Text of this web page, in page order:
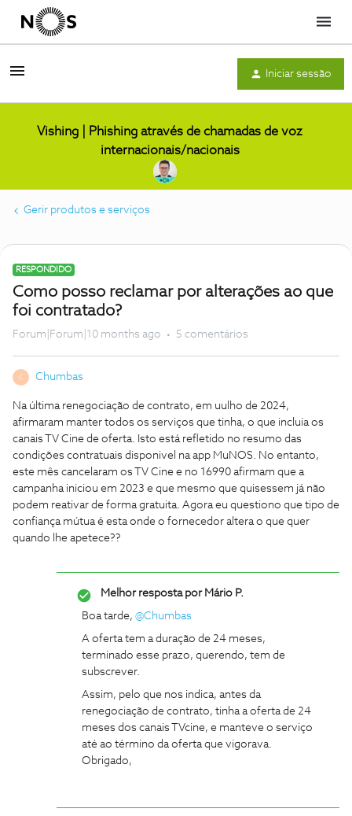
Menu
Iniciar sessão
Vishing | Phishing através de chamadas de voz
internacionais/nacionais
Gerir produtos e serviços
RESPONDIDO
Como posso reclamar por alterações ao que
foi contratado?
Forum|Forum|10 months ago 5 comentários
C Chumbas
Na última renegociação de contrato, em uulho de 2024,
afirmaram manter todos os serviços que tinha, o que incluia os
canais TV Cine de oferta. Isto está refletido no resumo das
condições contratuais disponivel na app MuNOS. No entanto,
este mês cancelaram os TV Cine e no 16990 afirmam que a
campanha iniciou em 2023 e que mesmo que quisessem já não
podem reativar de forma gratuita. Agora eu questiono que tipo de
confiança mútua é esta onde o fornecedor altera o que quer
quando lhe apetece??
Melhor resposta porMário P.
Boa tarde, ​ @Chumbas
A oferta tem a duração de 24 meses,
terminado esse prazo, querendo, tem de
subscrever.
Assim, pelo que nos indica, antes da
renegociação de contrato, tinha a oferta de 24
meses dos canais TVcine, e manteve o serviço
até ao término da oferta que vigorava.
Obrigado,